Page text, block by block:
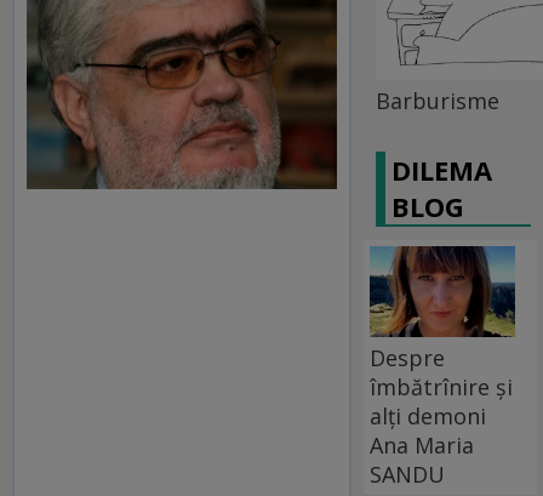
Barburisme
DILEMA
BLOG
Despre
îmbătrînire și
alți demoni
Ana Maria
SANDU